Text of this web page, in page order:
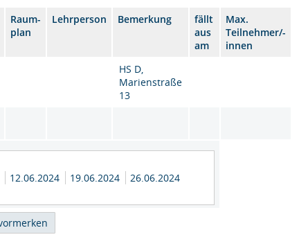
Raum-
plan
Lehrperson Bemerkung
fällt
aus
am
Max.
Teilnehmer/-
innen
HS D,
Marienstraße
13
12.06.2024 19.06.2024
26.06.2024